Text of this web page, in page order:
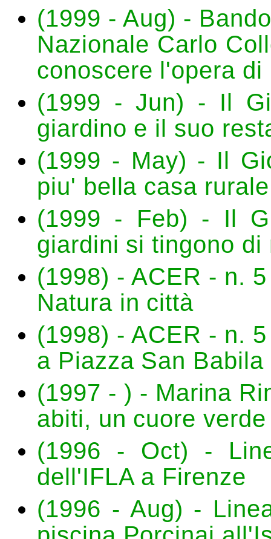
(1999 - Aug) -
Nazionale Carlo
conoscere l'opera di
(1999 - Jun) - Il
giardino e il suo
(1999 - May) - Il
piu' bella casa
(1999 - Feb) - Il
giardini si tingono di
(1998) - ACER - n.
Natura in città
(1998) - ACER - n.
a Piazza San Babila
(1997 - ) - Marina
abiti, un cuore verde
(1996 - Oct) -
dell'IFLA a Firenze
(1996 - Aug) -